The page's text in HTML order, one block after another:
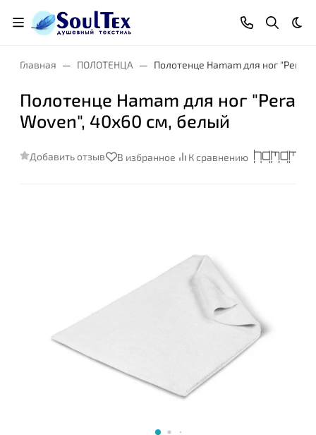
Главная ПОЛОТЕНЦА Полотенце Hamam для ног "Pera
Полотенце Hamam для ног "Pera
Woven", 40x60 см, белый
Добавить отзыв В избранное К сравнению